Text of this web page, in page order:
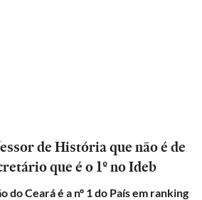
de História que não é de
que é o 1º no Ideb
do Ceará é a nº 1 do País em ranking